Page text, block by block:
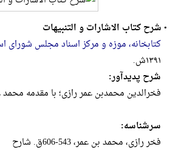
•شرح کتاب الاشارات و التنبیهات
کتابخانه، موزه و مرکز اسناد مجلس شورای
۱۳۹۱ش.
شرح پدیدآور:
فخرالدین‌‌ محمدبن‌ عمر رازی؛ با مقدمه
سرشناسه:
فخر رازی‌، محمد بن‌ عمر، 543-606ق‌. شارح